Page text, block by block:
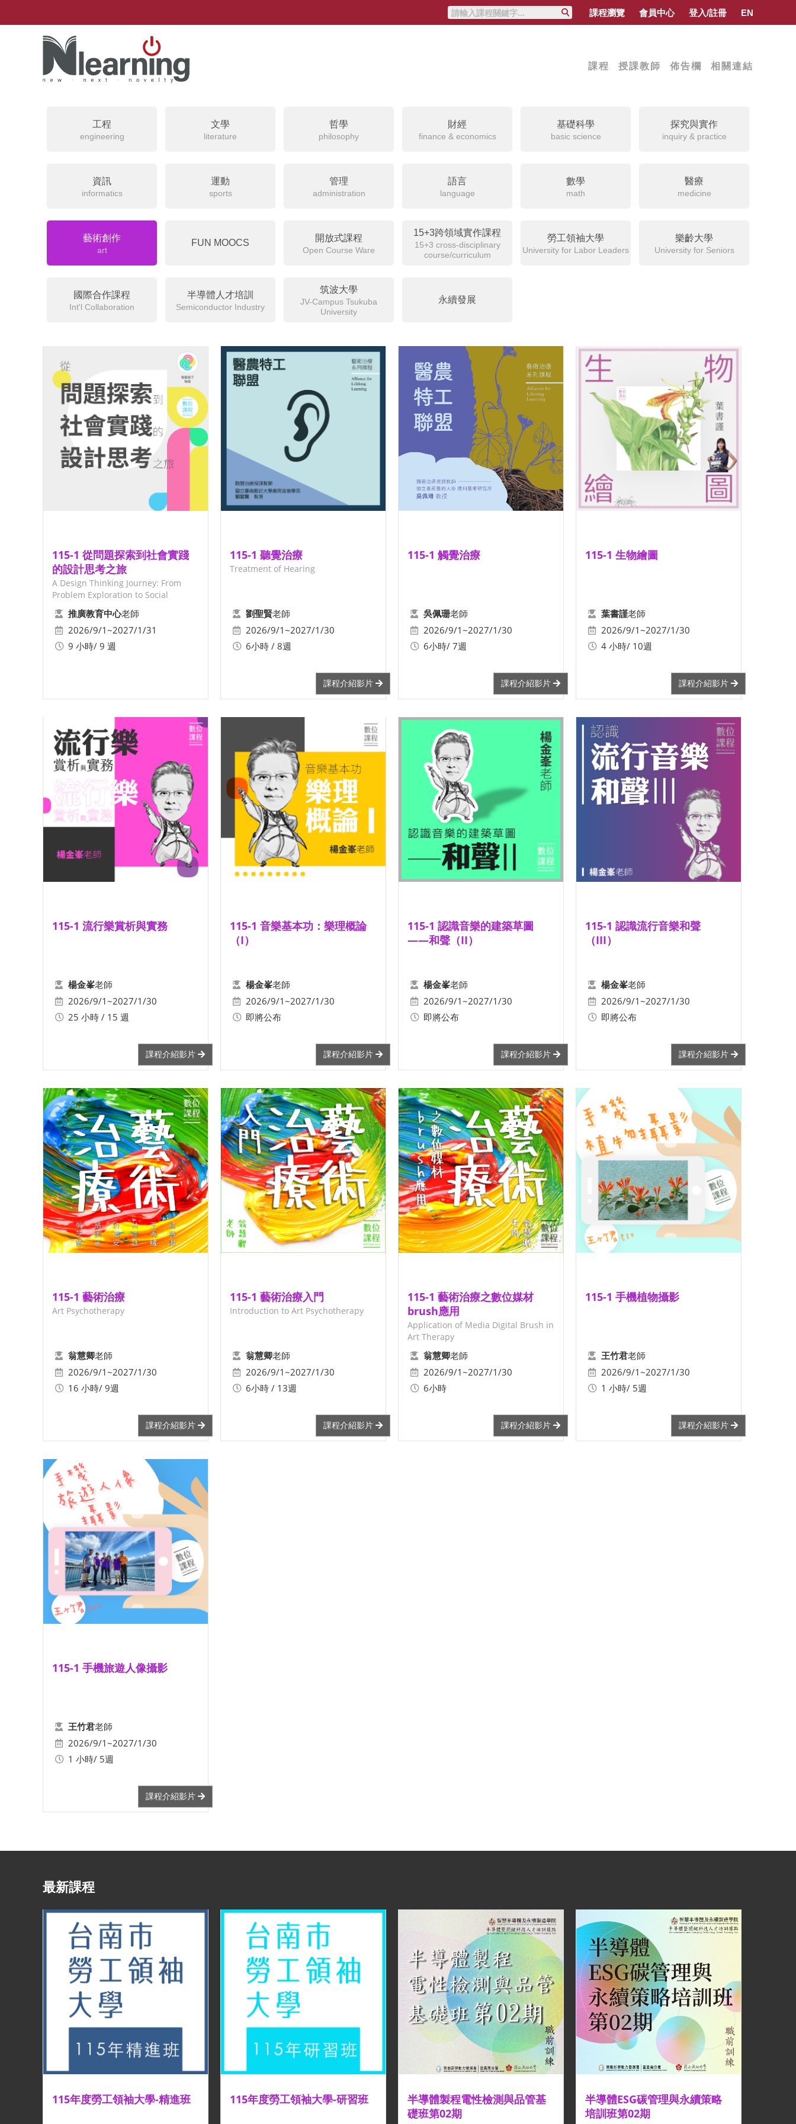
課程瀏覽 會員中心 登入/註冊 EN
課程 授課教師 佈告欄 相關連結
工程
engineering
文學
literature
哲學
philosophy
財經
finance & economics
基礎科學
basic science
探究與實作
inquiry & practice
資訊
informatics
運動
sports
管理
administration
語言
language
數學
math
醫療
medicine
藝術創作
art
FUN MOOCS 開放式課程
Open Course Ware
15+3跨領域實作課程
15+3 cross-disciplinary
course/curriculum
勞工領袖大學
University for Labor Leaders
樂齡大學
University for Seniors
國際合作課程
Int'l Collaboration
半導體人才培訓
Semiconductor Industry
筑波大學
JV-Campus Tsukuba
University
永續發展
115-1 從問題探索到社會實踐
的設計思考之旅
A Design Thinking Journey: From
Problem Exploration to Social
Practice
推廣教育中心老師
2026/9/1~2027/1/31
9 小時/ 9 週
115-1 聽覺治療
Treatment of Hearing
劉聖賢老師
2026/9/1~2027/1/30
6小時 / 8週
課程介紹影片
115-1 觸覺治療
吳佩珊老師
2026/9/1~2027/1/30
6小時/ 7週
課程介紹影片
115-1 生物繪圖
葉書謹老師
2026/9/1~2027/1/30
4 小時/ 10週
課程介紹影片
115-1 流行樂賞析與實務
楊金峯老師
2026/9/1~2027/1/30
25 小時 / 15 週
課程介紹影片
115-1 音樂基本功：樂理概論
（I）
楊金峯老師
2026/9/1~2027/1/30
即將公布
課程介紹影片
115-1 認識音樂的建築草圖
——和聲（II）
楊金峯老師
2026/9/1~2027/1/30
即將公布
課程介紹影片
115-1 認識流行音樂和聲
（III）
楊金峯老師
2026/9/1~2027/1/30
即將公布
課程介紹影片
115-1 藝術治療
Art Psychotherapy
翁慧卿老師
2026/9/1~2027/1/30
16 小時/ 9週
課程介紹影片
115-1 藝術治療入門
Introduction to Art Psychotherapy
翁慧卿老師
2026/9/1~2027/1/30
6小時 / 13週
課程介紹影片
115-1 藝術治療之數位媒材
brush應用
Application of Media Digital Brush in
Art Therapy
翁慧卿老師
2026/9/1~2027/1/30
6小時
課程介紹影片
115-1 手機植物攝影
王竹君老師
2026/9/1~2027/1/30
1 小時/ 5週
課程介紹影片
115-1 手機旅遊人像攝影
王竹君老師
2026/9/1~2027/1/30
1 小時/ 5週
課程介紹影片
最新課程
115年度勞工領袖大學-精進班 115年度勞工領袖大學-研習班
半導體製程電性檢測與品管基
礎班第02期
半導體ESG碳管理與永續策略
培訓班第02期